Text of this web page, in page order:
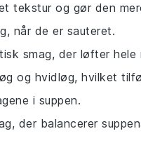
tekstur og gør den
når de er sauteret.
smag, der løfter hele
og hvidløg, hvilket
i suppen.
der balancerer